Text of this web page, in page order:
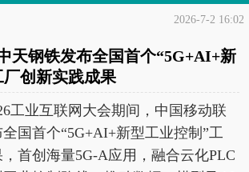
2026-7-2 16:02
天钢铁发布全国首个“5G+AI+新
创新实践成果
工业互联网大会期间，中国移动联
国首个“5G+AI+新型工业控制”工
首创海量5G-A应用，融合云化PLC